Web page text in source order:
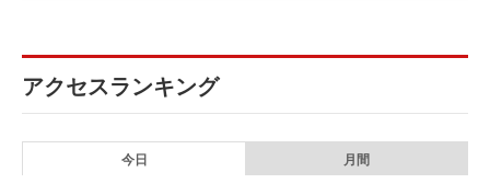
アクセスランキング
今日 月間